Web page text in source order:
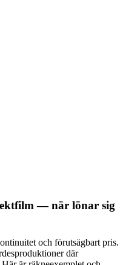
— när lönar sig
och förutsägbart pris.
där